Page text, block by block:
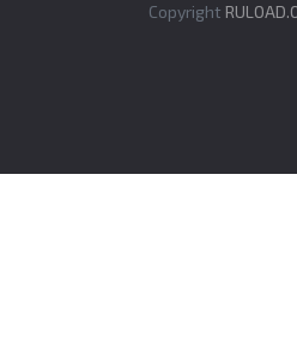
Copyright